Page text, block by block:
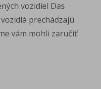
vozidiel Das
prechádzajú
vám mohli zaručiť: